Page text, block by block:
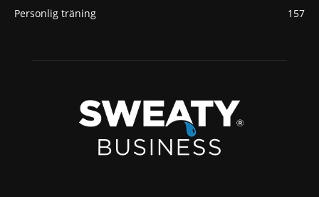
Personlig träning
157